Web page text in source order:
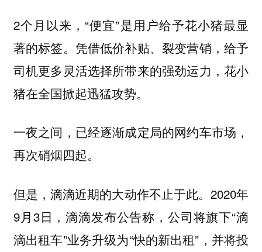
2个月以来，“便宜”是用户给予花小猪最显
著的标签。凭借低价补贴、裂变营销，给予
司机更多灵活选择所带来的强劲运力，花小
猪在全国掀起迅猛攻势。
一夜之间，已经逐渐成定局的网约车市场，
再次硝烟四起。
但是，滴滴近期的大动作不止于此。2020年
9月3日，滴滴发布公告称，公司将旗下“滴
滴出租车”业务升级为“快的新出租”，并将投